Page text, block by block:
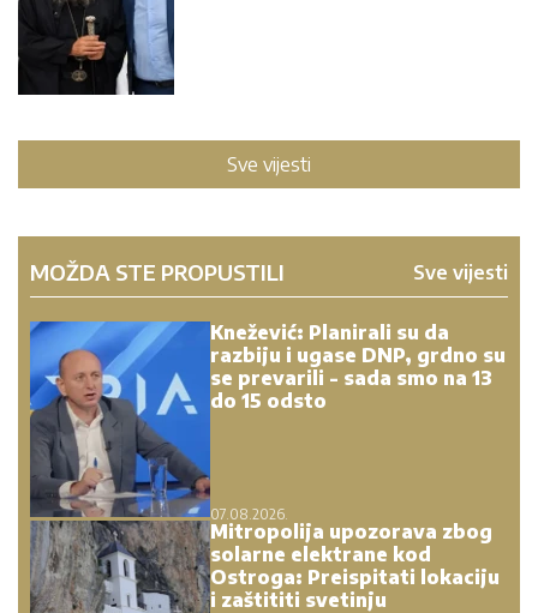
Sve vijesti
MOŽDA STE PROPUSTILI Sve vijesti
Knežević: Planirali su da
razbiju i ugase DNP, grdno su
se prevarili - sada smo na 13
do 15 odsto
07.08.2026.
Mitropolija upozorava zbog
solarne elektrane kod
Ostroga: Preispitati lokaciju
i zaštititi svetinju